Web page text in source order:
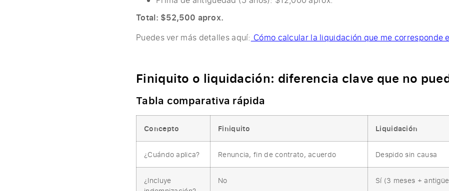
Total: $52,500 aprox.
Puedes ver más detalles aquí: Cómo calcular la liquidación que me corresponde
Finiquito o liquidación: diferencia clave que no
Tabla comparativa rápida
Concepto Finiquito Liquidación
¿Cuándo aplica? Renuncia, fin de contrato, acuerdo Despido sin causa
¿Incluye
No Sí (3 meses +